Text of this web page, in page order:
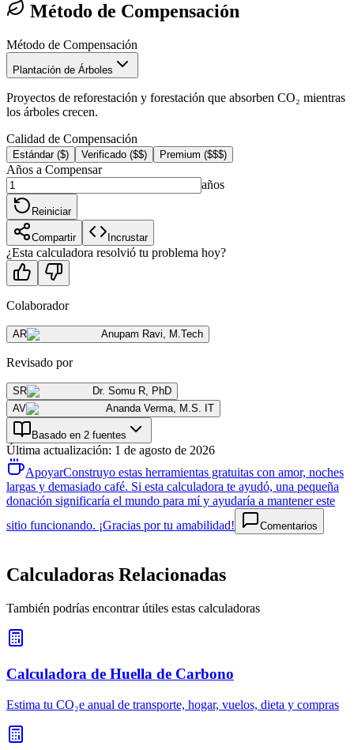
Método de Compensación
Método de Compensación
Plantación de Árboles
Proyectos de reforestación y forestación que absorben CO₂ mientras
los árboles crecen.
Calidad de Compensación
Estándar ($) Verificado ($$) Premium ($$$)
Años a Compensar
años
Reiniciar
Compartir Incrustar
¿Esta calculadora resolvió tu problema hoy?
Colaborador
AR Anupam Ravi, M.Tech
Revisado por
SR Dr. Somu R, PhD
AV
Ananda Verma, M.S. IT
Basado en 2 fuentes
Última actualización: 1 de agosto de 2026
ApoyarConstruyo estas herramientas gratuitas con amor, noches
largas y demasiado café. Si esta calculadora te ayudó, una pequeña
donación significaría el mundo para mí y ayudaría a mantener este
sitio funcionando. ¡Gracias por tu amabilidad!
Comentarios
Calculadoras Relacionadas
También podrías encontrar útiles estas calculadoras
Calculadora de Huella de Carbono
Estima tu CO₂e anual de transporte, hogar, vuelos, dieta y compras